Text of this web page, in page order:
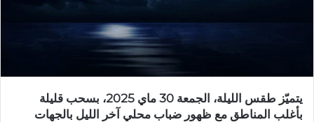
يتميّز طقس الليلة، الجمعة 30 ماي 2025، بسحب قليلة
بأغلب المناطق مع ظهور ضباب محلي آخر الليل بالجهات